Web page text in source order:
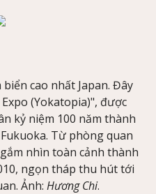
cao nhất Japan. Đây
(Yokatopia)", được
kỷ niệm 100 năm thành
Từ phòng quan
nhìn toàn cảnh thành
ngọn tháp thu hút tới
Ảnh: Hương Chi.